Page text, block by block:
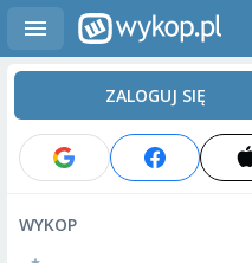
ZALOGUJ SIĘ
WYKOP